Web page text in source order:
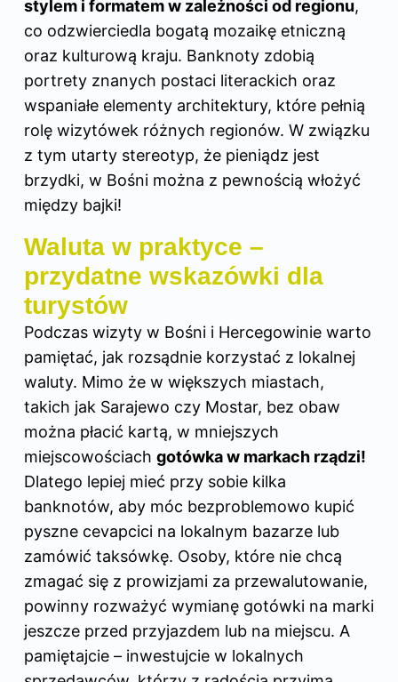
stylem i formatem w zależności od regionu,
co odzwierciedla bogatą mozaikę etniczną
oraz kulturową kraju. Banknoty zdobią
portrety znanych postaci literackich oraz
wspaniałe elementy architektury, które pełnią
rolę wizytówek różnych regionów. W związku
z tym utarty stereotyp, że pieniądz jest
brzydki, w Bośni można z pewnością włożyć
między bajki!
Waluta w praktyce –
przydatne wskazówki dla
turystów
Podczas wizyty w Bośni i Hercegowinie warto
pamiętać, jak rozsądnie korzystać z lokalnej
waluty. Mimo że w większych miastach,
takich jak Sarajewo czy Mostar, bez obaw
można płacić kartą, w mniejszych
miejscowościach gotówka w markach rządzi!
Dlatego lepiej mieć przy sobie kilka
banknotów, aby móc bezproblemowo kupić
pyszne cevapcici na lokalnym bazarze lub
zamówić taksówkę. Osoby, które nie chcą
zmagać się z prowizjami za przewalutowanie,
powinny rozważyć wymianę gotówki na marki
jeszcze przed przyjazdem lub na miejscu. A
pamiętajcie – inwestujcie w lokalnych